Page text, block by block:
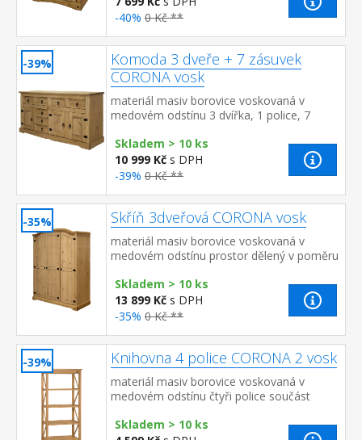
-40% 0 Kč **
-39%
Komoda 3 dveře + 7 zásuvek
CORONA vosk
materiál masiv borovice voskovaná v
medovém odstínu 3 dvířka, 1 police, 7
sestavy Corona
Skladem > 10 ks
10 999 Kč s DPH
-39% 0 Kč **
-35% Skříň 3dveřová CORONA vosk
materiál masiv borovice voskovaná v
medovém odstínu prostor dělený v poměru
užší část 3 police z toho 2...
Skladem > 10 ks
13 899 Kč s DPH
-35% 0 Kč **
-39% Knihovna 4 police CORONA 2 vosk
materiál masiv borovice voskovaná v
medovém odstínu čtyři police součást
Skladem > 10 ks